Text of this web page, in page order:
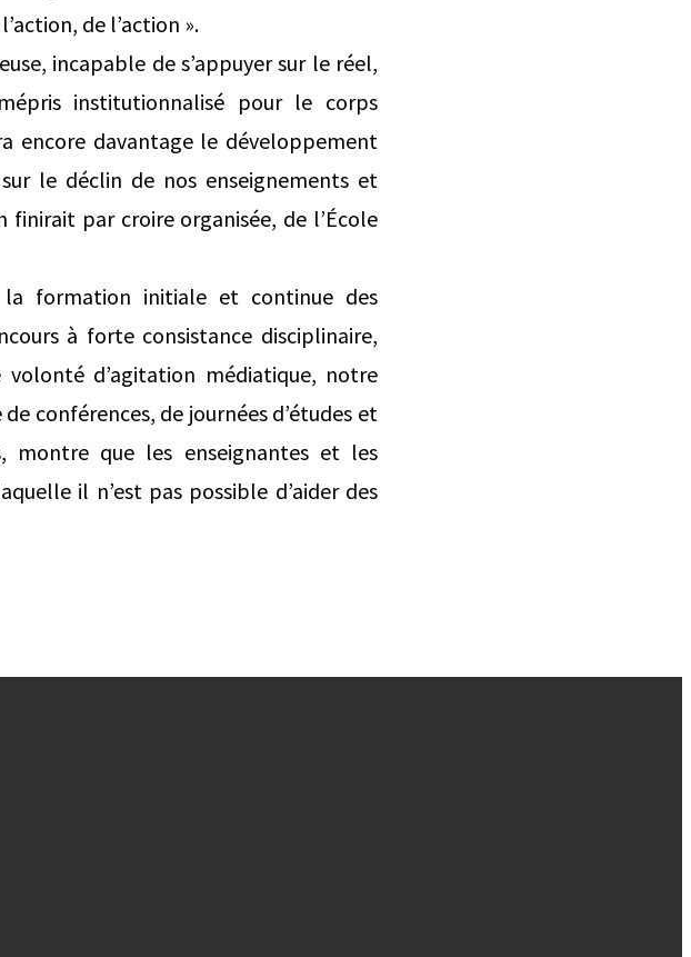
de l’action ».
incapable de s’appuyer sur le réel,
institutionnalisé pour le corps
encore davantage le développement
le déclin de nos enseignements et
par croire organisée, de l’École
la formation initiale et continue des
à forte consistance disciplinaire,
d’agitation médiatique, notre
conférences, de journées d’études et
montre que les enseignantes et les
il n’est pas possible d’aider des